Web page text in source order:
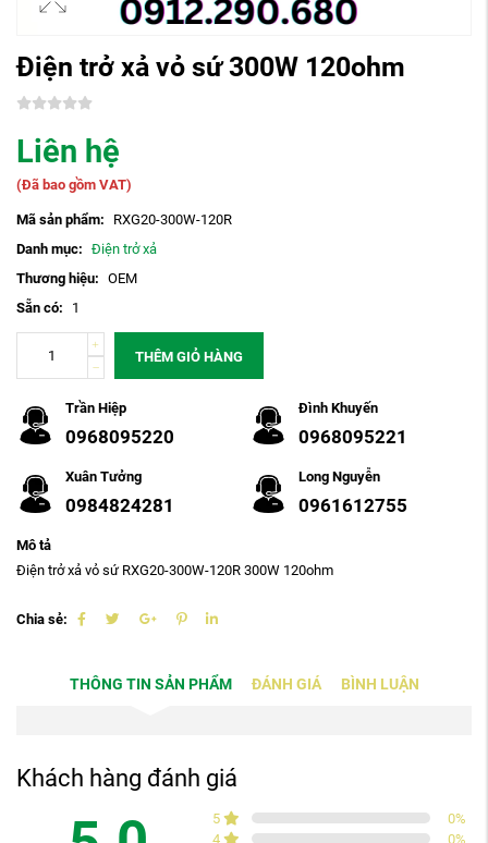
Điện trở xả vỏ sứ 300W 120ohm
Liên hệ
(Đã bao gồm VAT)
Mã sản phẩm:
RXG20-300W-120R
Danh mục: Điện trở xả
Thương hiệu: OEM
Sẵn có:
1
THÊM GIỎ HÀNG
Trần Hiệp
0968095220
Đình Khuyến
0968095221
Xuân Tưởng
0984824281
Long Nguyễn
0961612755
Mô tả
Điện trở xả vỏ sứ RXG20-300W-120R 300W 120ohm
Chia sẻ:
THÔNG TIN SẢN PHẨM ĐÁNH GIÁ BÌNH LUẬN
Khách hàng đánh giá
5 0%
4
0%